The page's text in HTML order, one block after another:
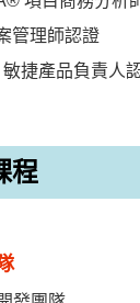
管理師認證
敏捷產品負責人
程